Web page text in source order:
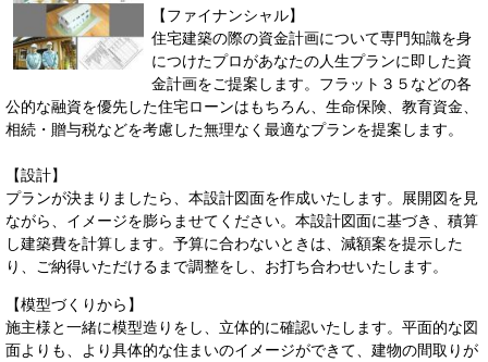
【ファイナンシャル】
住宅建築の際の資金計画について専門知識を身
につけたプロがあなたの人生プランに即した資
金計画をご提案します。フラット３５などの各
公的な融資を優先した住宅ローンはもちろん、生命保険、教育資金、
相続・贈与税などを考慮した無理なく最適なプランを提案します。
【設計】
プランが決まりましたら、本設計図面を作成いたします。展開図を見
ながら、イメージを膨らませてください。本設計図面に基づき、積算
し建築費を計算します。予算に合わないときは、減額案を提示した
り、ご納得いただけるまで調整をし、お打ち合わせいたします。
【模型づくりから】
施主様と一緒に模型造りをし、立体的に確認いたします。平面的な図
面よりも、より具体的な住まいのイメージができて、建物の間取りが